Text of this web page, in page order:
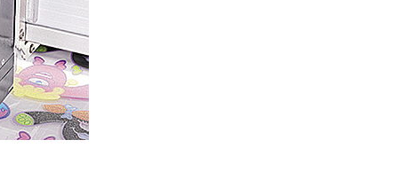
об
за первое
РОП пройдет